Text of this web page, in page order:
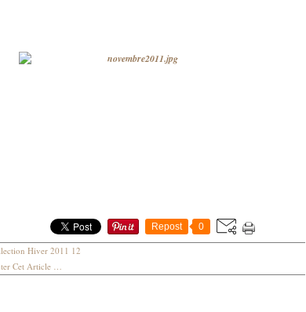
Repost 0
Hiver 2011 12
Cet Article …